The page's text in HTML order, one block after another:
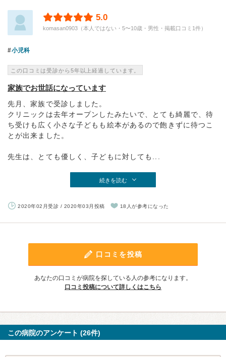
5.0
komasan0903（本人ではない・5〜10歳・男性・掲載口コミ1件）
小児科
この口コミは受診から5年以上経過しています。
家族でお世話になっています
先月、家族で受診しました。
クリニックは去年オープンしたみたいで、とても綺麗で、待
ち受けも広く小さな子どもも絵本があるので飽きずに待つこ
とが出来ました。
先生は、とても優しく、子どもに対しても...
続きを読む
2020年02月受診 / 2020年03月投稿 18人が参考になった
口コミを投稿
あなたの口コミが病院を探している人の参考になります。
口コミ投稿について詳しくはこちら
この病院のアンケート (26件)